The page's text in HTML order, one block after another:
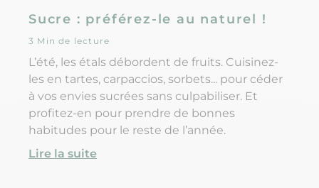
Sucre : préférez-le au naturel !
3 Min de lecture
L’été, les étals débordent de fruits. Cuisinez-
les en tartes, carpaccios, sorbets... pour céder
à vos envies sucrées sans culpabiliser. Et
profitez-en pour prendre de bonnes
habitudes pour le reste de l’année.
Lire la suite